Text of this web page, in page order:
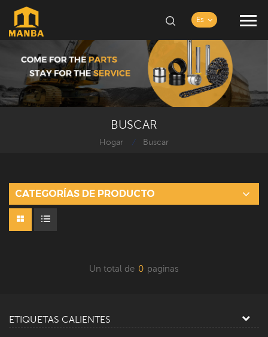
Es
BUSCAR
Hogar / Buscar
CATEGORÍAS DE PRODUCTO
Un total de 0 paginas
ETIQUETAS CALIENTES